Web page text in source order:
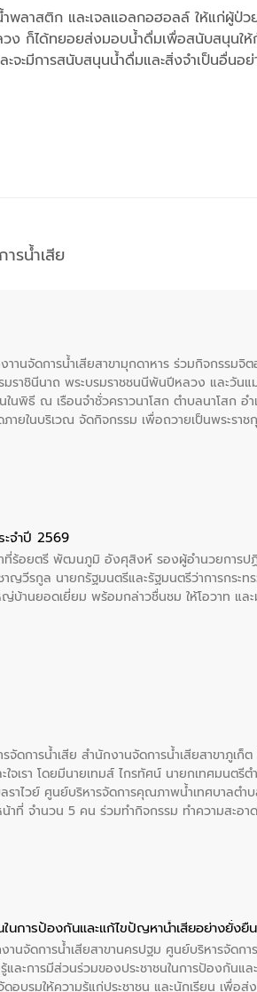
ลาสติก และเจลแอลกอฮอลล์ ให้แก่ผู้ป่ว
ง ก็ได้ทยอยส่งมอบน้ำดื่มเพื่อสนับสนุนให้
มีการสนับสนุนน้ำดื่มและสิ่งจำเป็นอื่นอ
รน้ำเสีย
านจัดการน้ำเสียสาขามุกดาหาร ร่วมกิจกรรม
ราชินีนาถ พระบรมราชชนนีพันปีหลวง และวัน
นพิธี ณ เรือนจําชั่วคราวนาโสก ตําบลนาโสก อํ
ายในบริเวณ จัดกิจกรรม เพื่อถวายเป็นพระรา
จปฏิญาณ ทำความดีด้วยหัวใจ
จำปี 2569
ที่ร้อยตรี พัฒนภูมิ อังศุสิงห์ รองผู้อำนวยการป
รกูล นายกรัฐมนตรีและรัฐมนตรีว่าการกระท
บ้านยอดเยี่ยม พร้อมกล่าวชื่นชม ให้โอวาท แล
ดการน้ำเสีย สำนักงานจัดการน้ำเสียสาขาภูเ
จเรา โดยมีนายเทมส์ ไกรทัศน์ นายกเทศมนตรีต
ราไวย์ ศูนย์บริหารจัดการคุณภาพน้ำเทศบาลตำ
าที่ จำนวน 5 คน ร่วมทำกิจกรรม ทำความสะอ
หวัดภูเก็ต
นการป้องกันและแก้ไขปัญหาน้ำเสียอย่างยั่งยืน
จัดการน้ำเสียสาขานครปฐม ศูนย์บริหารจัดก
ละการมีส่วนร่วมของประชาชนในการป้องกันแ
บรมให้ความรู้แก่ประชาชน และนักเรียน เพื่อส่ง